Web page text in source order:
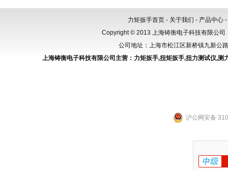
力矩扳手首页 - 关于我们 - 产品中心 -
Copyright © 2013 上海铸衡电子科技有限公
公司地址：上海市松江区新桥镇九新
上海铸衡电子科技有限公司主营： 力矩扳手,扭矩扳手,扭力测试仪,测
沪公网安备